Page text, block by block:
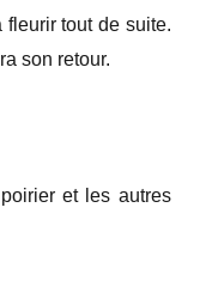
fleurir tout de suite.
son retour.
et les autres